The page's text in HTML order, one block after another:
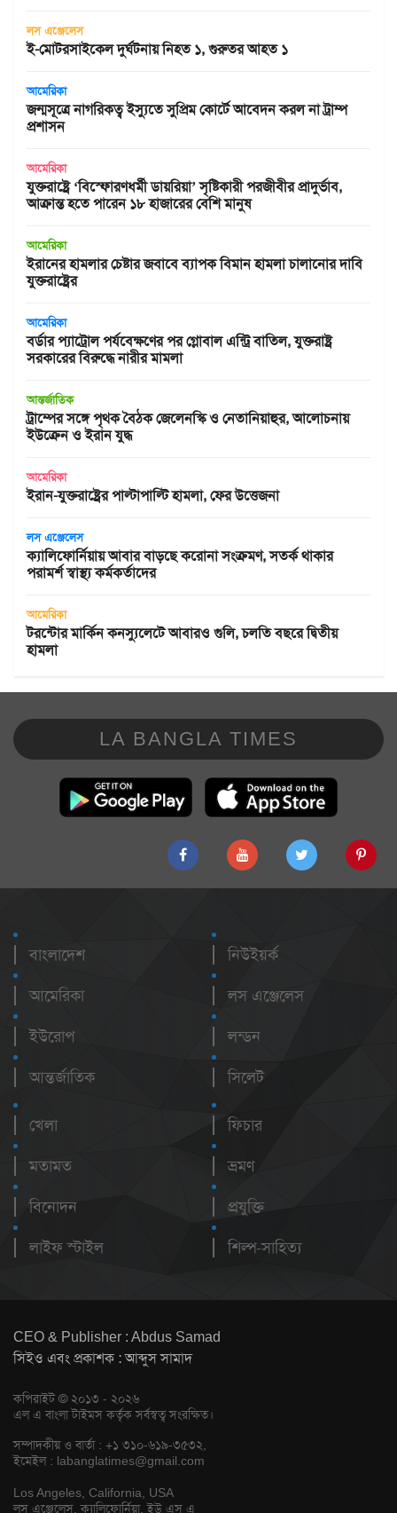
লস এঞ্জেলেস
ই-মোটরসাইকেল দুর্ঘটনায় নিহত ১, গুরুতর আহত ১
আমেরিকা
জন্মসূত্রে নাগরিকত্ব ইস্যুতে সুপ্রিম কোর্টে আবেদন করল না ট্রাম্প
প্রশাসন
আমেরিকা
যুক্তরাষ্ট্রে ‘বিস্ফোরণধর্মী ডায়রিয়া’ সৃষ্টিকারী পরজীবীর প্রাদুর্ভাব,
আক্রান্ত হতে পারেন ১৮ হাজারের বেশি মানুষ
আমেরিকা
ইরানের হামলার চেষ্টার জবাবে ব্যাপক বিমান হামলা চালানোর দাবি
যুক্তরাষ্ট্রের
আমেরিকা
বর্ডার প্যাট্রোল পর্যবেক্ষণের পর গ্লোবাল এন্ট্রি বাতিল, যুক্তরাষ্ট্র
সরকারের বিরুদ্ধে নারীর মামলা
আন্তর্জাতিক
ট্রাম্পের সঙ্গে পৃথক বৈঠক জেলেনস্কি ও নেতানিয়াহুর, আলোচনায়
ইউক্রেন ও ইরান যুদ্ধ
আমেরিকা
ইরান-যুক্তরাষ্ট্রের পাল্টাপাল্টি হামলা, ফের উত্তেজনা
লস এঞ্জেলেস
ক্যালিফোর্নিয়ায় আবার বাড়ছে করোনা সংক্রমণ, সতর্ক থাকার
পরামর্শ স্বাস্থ্য কর্মকর্তাদের
আমেরিকা
টরন্টোর মার্কিন কনস্যুলেটে আবারও গুলি, চলতি বছরে দ্বিতীয়
হামলা
LA BANGLA TIMES
বাংলাদেশ
আমেরিকা
ইউরোপ
আন্তর্জাতিক
নিউইয়র্ক
লস এঞ্জেলেস
লন্ডন
সিলেট
খেলা
মতামত
বিনোদন
লাইফ স্টাইল
ফিচার
ভ্রমণ
প্রযুক্তি
শিল্প-সাহিত্য
CEO & Publisher : Abdus Samad
সিইও এবং প্রকাশক : আব্দুস সামাদ
কপিরাইট © ২০১৩ - ২০২৬
এল এ বাংলা টাইমস কর্তৃক সর্বস্বত্ব সংরক্ষিত।
সম্পাদকীয় ও বার্তা : +১ ৩১০-৬১৯-৩৫৩২,
ইমেইল : labanglatimes@gmail.com
Los Angeles, California, USA
লস এঞ্জেলেস, ক্যালিফোর্নিয়া, ইউ এস এ